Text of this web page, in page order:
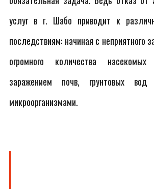
услуг в г. Шабо приводит к
последствиям: начиная с неприятного
огромного количества
заражением почв, грунтовых вод
микроорганизмами.